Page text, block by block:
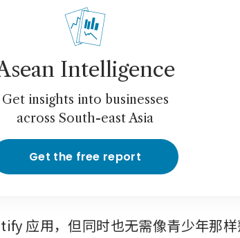
Intelligence
Get insights into businesses
across South-east Asia
Get the free report
应用，但同时也无需像青少年那